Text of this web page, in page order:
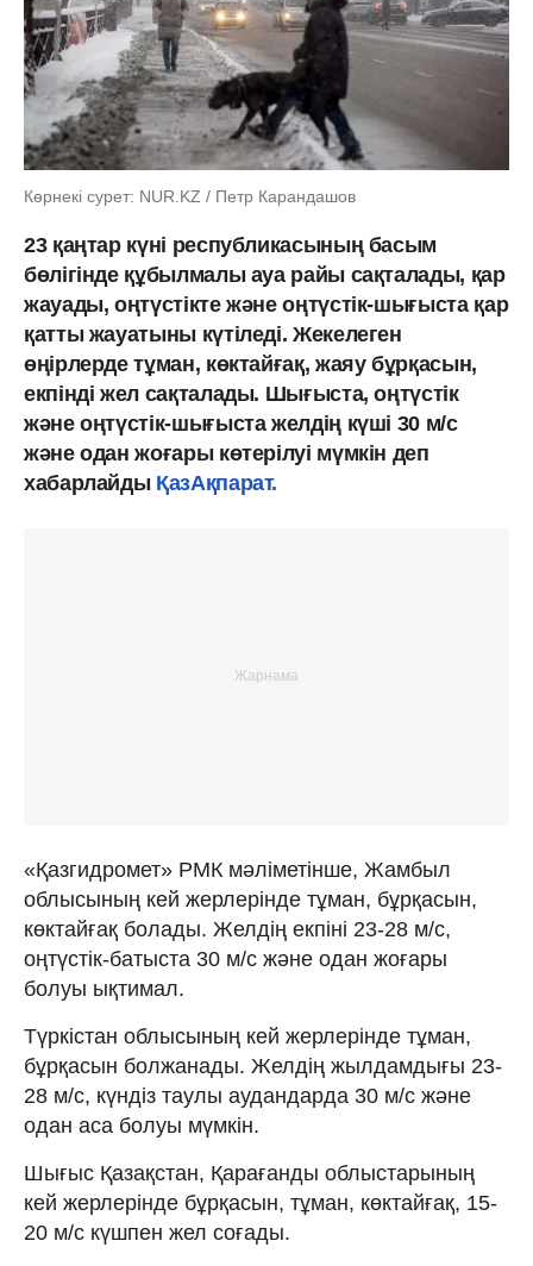
Көрнекі сурет: NUR.KZ / Петр Карандашов
23 қаңтар күні республикасының басым
бөлігінде құбылмалы ауа райы сақталады, қар
жауады, оңтүстікте және оңтүстік-шығыста қар
қатты жауатыны күтіледі. Жекелеген
өңірлерде тұман, көктайғақ, жаяу бұрқасын,
екпінді жел сақталады. Шығыста, оңтүстік
және оңтүстік-шығыста желдің күші 30 м/с
және одан жоғары көтерілуі мүмкін деп
хабарлайды ҚазАқпарат.
«Қазгидромет» РМК мәліметінше, Жамбыл
облысының кей жерлерінде тұман, бұрқасын,
көктайғақ болады. Желдің екпіні 23-28 м/с,
оңтүстік-батыста 30 м/с және одан жоғары
болуы ықтимал.
Түркістан облысының кей жерлерінде тұман,
бұрқасын болжанады. Желдің жылдамдығы 23-
28 м/с, күндіз таулы аудандарда 30 м/с және
одан аса болуы мүмкін.
Шығыс Қазақстан, Қарағанды облыстарының
кей жерлерінде бұрқасын, тұман, көктайғақ, 15-
20 м/с күшпен жел соғады.